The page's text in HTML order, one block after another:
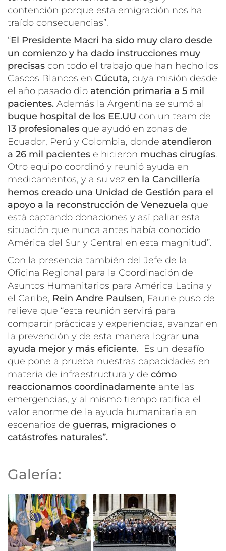
contención porque esta emigración nos ha
traído consecuencias”.
“El Presidente Macri ha sido muy claro desde
un comienzo y ha dado instrucciones muy
precisas con todo el trabajo que han hecho los
Cascos Blancos en Cúcuta, cuya misión desde
el año pasado dio atención primaria a 5 mil
pacientes. Además la Argentina se sumó al
buque hospital de los EE.UU con un team de
13 profesionales que ayudó en zonas de
Ecuador, Perú y Colombia, donde atendieron
a 26 mil pacientes e hicieron muchas cirugías.
Otro equipo coordinó y reunió ayuda en
medicamentos, y a su vez en la Cancillería
hemos creado una Unidad de Gestión para el
apoyo a la reconstrucción de Venezuela que
está captando donaciones y así paliar esta
situación que nunca antes había conocido
América del Sur y Central en esta magnitud”.
Con la presencia también del Jefe de la
Oficina Regional para la Coordinación de
Asuntos Humanitarios para América Latina y
el Caribe, Rein Andre Paulsen, Faurie puso de
relieve que “esta reunión servirá para
compartir prácticas y experiencias, avanzar en
la prevención y de esta manera lograr una
ayuda mejor y más eficiente. Es un desafío
que pone a prueba nuestras capacidades en
materia de infraestructura y de cómo
reaccionamos coordinadamente ante las
emergencias, y al mismo tiempo ratifica el
valor enorme de la ayuda humanitaria en
escenarios de guerras, migraciones o
catástrofes naturales”.
Galería: